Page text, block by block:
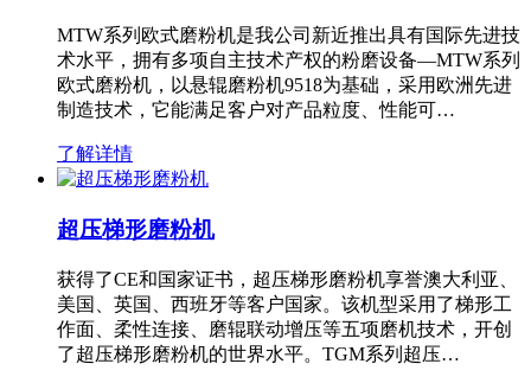
MTW系列欧式磨粉机是我公司新近推出具有国际先进技
术水平，拥有多项自主技术产权的粉磨设备—MTW系列
欧式磨粉机，以悬辊磨粉机9518为基础，采用欧洲先进
制造技术，它能满足客户对产品粒度、性能可…
了解详情
超压梯形磨粉机
获得了CE和国家证书，超压梯形磨粉机享誉澳大利亚、
美国、英国、西班牙等客户国家。该机型采用了梯形工
作面、柔性连接、磨辊联动增压等五项磨机技术，开创
了超压梯形磨粉机的世界水平。TGM系列超压…